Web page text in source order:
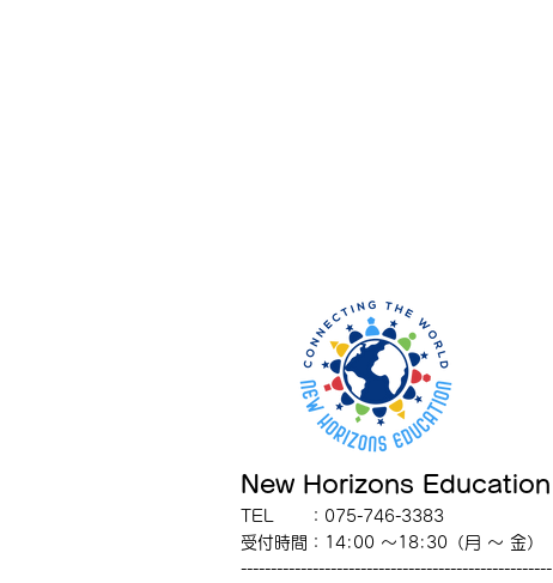
New Horizons Education
TEL ：075-746-3383
受付時間 ： 14:00 〜18:30 （月 〜 金）
----------------------------------------------------